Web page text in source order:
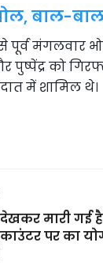
बाल-बाल
पूर्व मंगलवार
पुष्पेंद्र को
में शामिल थे।
देखकर मारी गई
पर का